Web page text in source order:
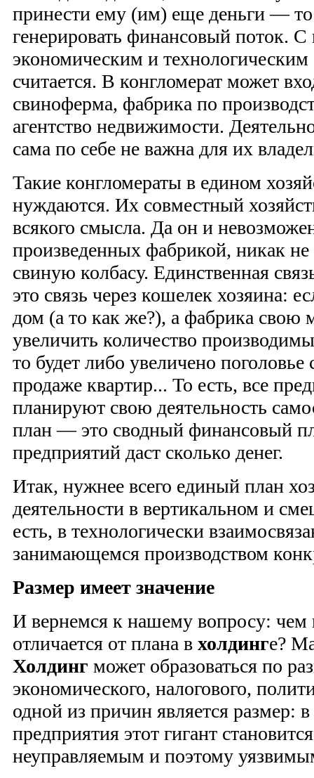
принести ему (им) еще деньги — то
генерировать финансовый поток. С
экономическим и
считается. В конгломерат может
свиноферма, фабрика по
агентство недвижимости.
сама по себе не важна для их
Такие конгломераты в едином
нуждаются. Их совместный
всякого смысла. Да он и
произведенных фабрикой, никак не
свиную колбасу. Единственная
это связь через кошелек хозяина:
дом (а то как же?), а фабрика свою
увеличить количество
то будет либо увеличено
продаже квартир... То есть, все
планируют свою деятельность
план — это сводный финансовый
предприятий даст сколько денег.
Итак, нужнее всего единый план
деятельности в вертикальном и
есть, в технологически
занимающемся производством
Размер имеет значение
И вернемся к нашему вопросу: чем
отличается от плана в холдинге?
Холдинг может образоваться по
экономического, налогового,
одной из причин является размер:
предприятия этот гигант
неуправляемым и поэтому